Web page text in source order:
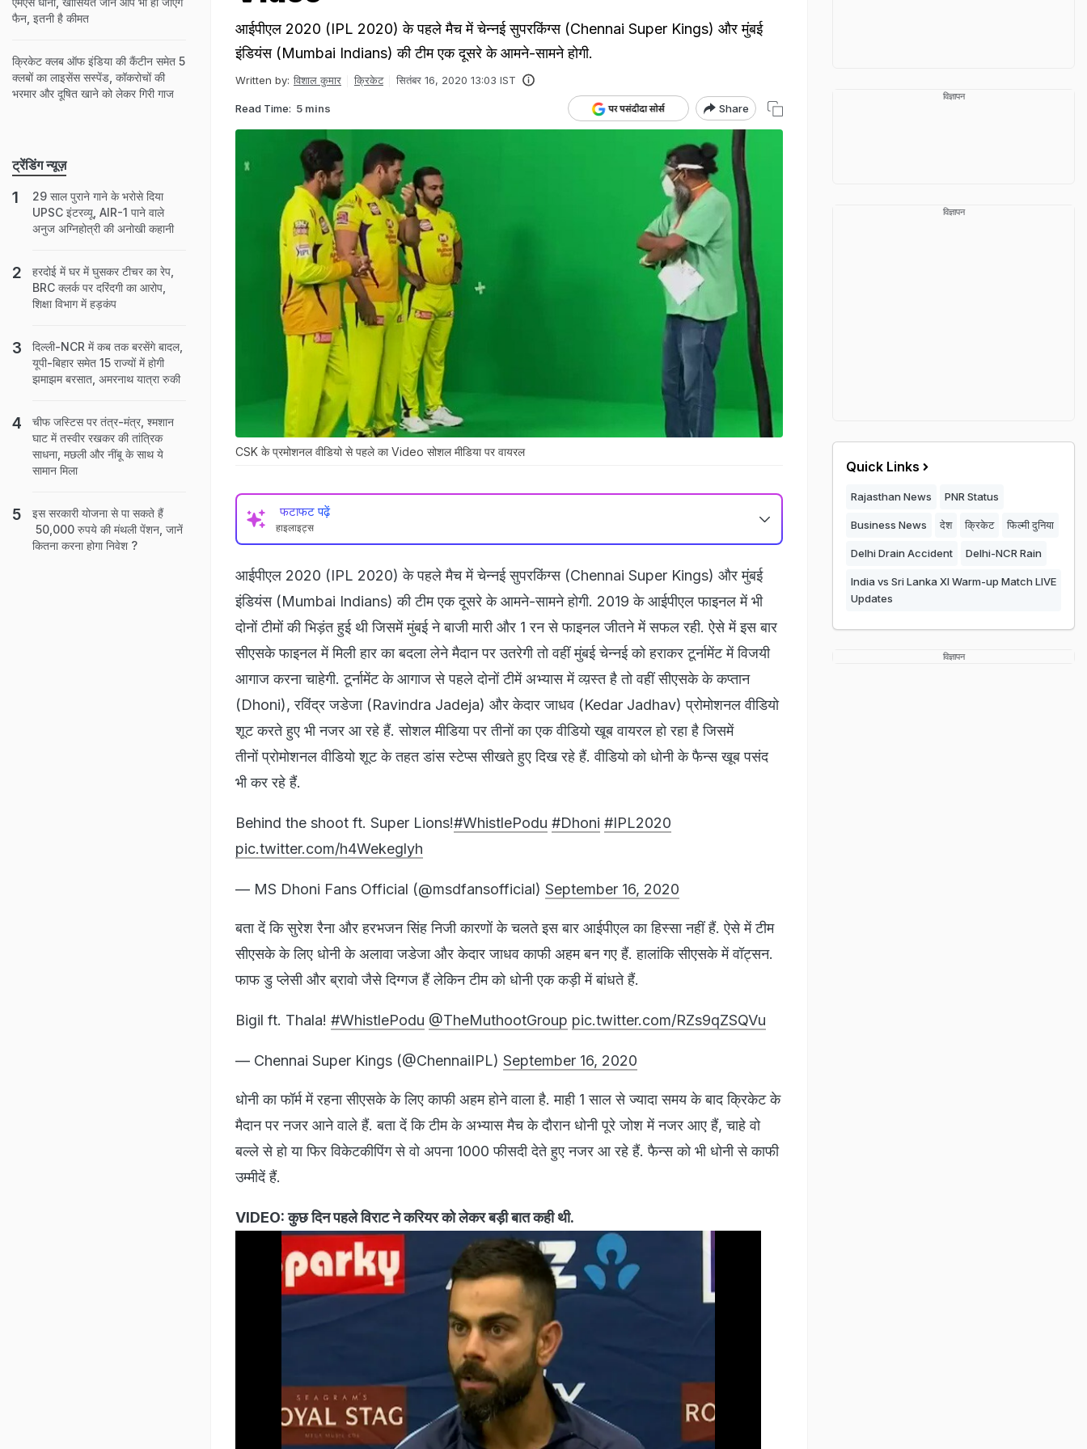
आईपीएल 2020 (IPL 2020) के पहले मैच में चेन्नई सुपरकिंग्स (Chennai Super Kings) और मुंबई
इंडियंस (Mumbai Indians) की टीम एक दूसरे के आमने-सामने होगी.
Written by: विशाल कुमार क्रिकेट सितंबर 16, 2020 13:03 IST
Read Time: 5 mins Share
CSK के प्रमोशनल वीडियो से पहले का Video सोशल मीडिया पर वायरल
फटाफट पढ़ें
हाइलाइट्स
आईपीएल 2020 (IPL 2020) के पहले मैच में चेन्नई सुपरकिंग्स (Chennai Super Kings) और मुंबई
इंडियंस (Mumbai Indians) की टीम एक दूसरे के आमने-सामने होगी. 2019 के आईपीएल फाइनल में भी
दोनों टीमों की भिड़ंत हुई थी जिसमें मुंबई ने बाजी मारी और 1 रन से फाइनल जीतने में सफल रही. ऐसे में इस बार
सीएसके फाइनल में मिली हार का बदला लेने मैदान पर उतरेगी तो वहीं मुंबई चेन्नई को हराकर टूर्नामेंट में विजयी
आगाज करना चाहेगी. टूर्नामेंट के आगाज से पहले दोनों टीमें अभ्यास में व्य़स्त है तो वहीं सीएसके के कप्तान
(Dhoni), रविंद्र जडेजा (Ravindra Jadeja) और केदार जाधव (Kedar Jadhav) प्रोमोशनल वीडियो
शूट करते हुए भी नजर आ रहे हैं. सोशल मीडिया पर तीनों का एक वीडियो खूब वायरल हो रहा है जिसमें
तीनों प्रोमोशनल वीडियो शूट के तहत डांस स्टेप्स सीखते हुए दिख रहे हैं. वीडियो को धोनी के फैन्स खूब पसंद
भी कर रहे हैं.
Behind the shoot ft. Super Lions!#WhistlePodu #Dhoni #IPL2020
pic.twitter.com/h4Wekeglyh
— MS Dhoni Fans Official (@msdfansofficial) September 16, 2020
बता दें कि सुरेश रैना और हरभजन सिंह निजी कारणों के चलते इस बार आईपीएल का हिस्सा नहीं हैं. ऐसे में टीम
सीएसके के लिए धोनी के अलावा जडेजा और केदार जाधव काफी अहम बन गए हैं. हालांकि सीएसके में वॉट्सन.
फाफ डु प्लेसी और ब्रावो जैसे दिग्गज हैं लेकिन टीम को धोनी एक कड़ी में बांधते हैं.
Bigil ft. Thala! #WhistlePodu @TheMuthootGroup pic.twitter.com/RZs9qZSQVu
— Chennai Super Kings (@ChennaiIPL) September 16, 2020
धोनी का फॉर्म में रहना सीएसके के लिए काफी अहम होने वाला है. माही 1 साल से ज्यादा समय के बाद क्रिकेट के
मैदान पर नजर आने वाले हैं. बता दें कि टीम के अभ्यास मैच के दौरान धोनी पूरे जोश में नजर आए हैं, चाहे वो
बल्ले से हो या फिर विकेटकीपिंग से वो अपना 1000 फीसदी देते हुए नजर आ रहे हैं. फैन्स को भी धोनी से काफी
उम्मीदें हैं.
VIDEO: कुछ दिन पहले विराट ने करियर को लेकर बड़ी बात कही थी.
फैन, इतनी है कीमत
क्रिकेट क्लब ऑफ इंडिया की कैंटीन समेत 5
क्लबों का लाइसेंस सस्पेंड, कॉकरोचों की
भरमार और दूषित खाने को लेकर गिरी गाज
ट्रेंडिंग न्यूज़
29 साल पुराने गाने के भरोसे दिया
UPSC इंटरव्यू, AIR-1 पाने वाले
अनुज अग्निहोत्री की अनोखी कहानी
हरदोई में घर में घुसकर टीचर का रेप,
BRC क्लर्क पर दरिंदगी का आरोप,
शिक्षा विभाग में हड़कंप
दिल्ली-NCR में कब तक बरसेंगे बादल,
यूपी-बिहार समेत 15 राज्यों में होगी
झमाझम बरसात, अमरनाथ यात्रा रुकी
चीफ जस्टिस पर तंत्र-मंत्र, श्मशान
घाट में तस्‍वीर रखकर की तांत्रिक
साधना, मछली और नींबू के साथ ये
सामान मिला
इस सरकारी योजना से पा सकते हैं
50,000 रुपये की मंथली पेंशन, जानें
कितना करना होगा निवेश ?
विज्ञापन
विज्ञापन
Quick Links
Rajasthan News PNR Status
Business News देश क्रिकेट फिल्मी दुनिया
Delhi Drain Accident Delhi-NCR Rain
India vs Sri Lanka XI Warm-up Match LIVE
Updates
विज्ञापन